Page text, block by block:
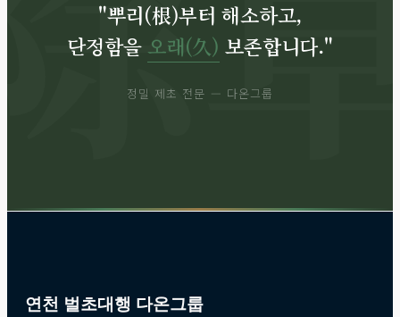
"뿌리(根)부터 해소하고,
단정함을 오래(久) 보존합니다."
정밀 제초 전문 — 다온그룹
연천 벌초대행 다온그룹